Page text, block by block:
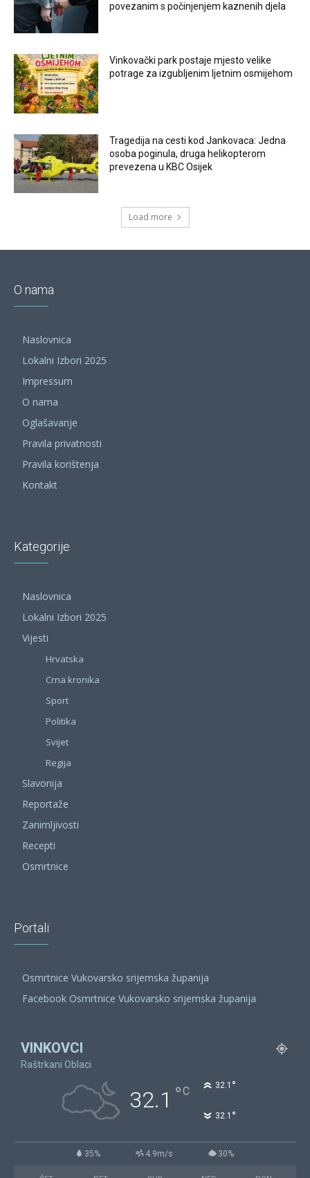
povezanim s počinjenjem kaznenih djela
Vinkovački park postaje mjesto velike
potrage za izgubljenim ljetnim osmijehom
Tragedija na cesti kod Jankovaca: Jedna
osoba poginula, druga helikopterom
prevezena u KBC Osijek
Load more
O nama
Naslovnica
Lokalni Izbori 2025
Impressum
O nama
Oglašavanje
Pravila privatnosti
Pravila korištenja
Kontakt
Kategorije
Naslovnica
Lokalni Izbori 2025
Vijesti
Hrvatska
Crna kronika
Sport
Politika
Svijet
Regija
Slavonija
Reportaže
Zanimljivosti
Recepti
Osmrtnice
Portali
Osmrtnice Vukovarsko srijemska županija
Facebook Osmrtnice Vukovarsko srijemska županija
VINKOVCI
Raštrkani Oblaci
32.1 °C 32.1 °
32.1 °
35% 4.9m/s 30%